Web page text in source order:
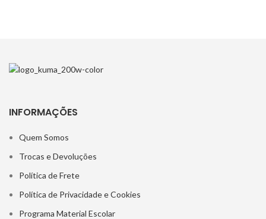
INFORMAÇÕES
Quem Somos
Trocas e Devoluções
Política de Frete
Política de Privacidade e Cookies
Programa Material Escolar